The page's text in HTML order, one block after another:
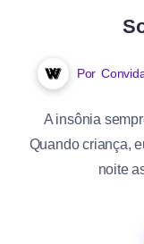
Por
A insônia
Quando criança,
noite